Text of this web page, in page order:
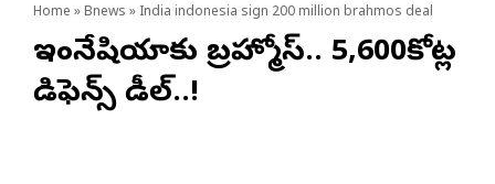
Home » Bnews » India indonesia sign 200 million brahmos deal
ఇండోనేషియాకు బ్రహ్మోస్.. 5,600కోట్ల
డిఫెన్స్ డీల్..!